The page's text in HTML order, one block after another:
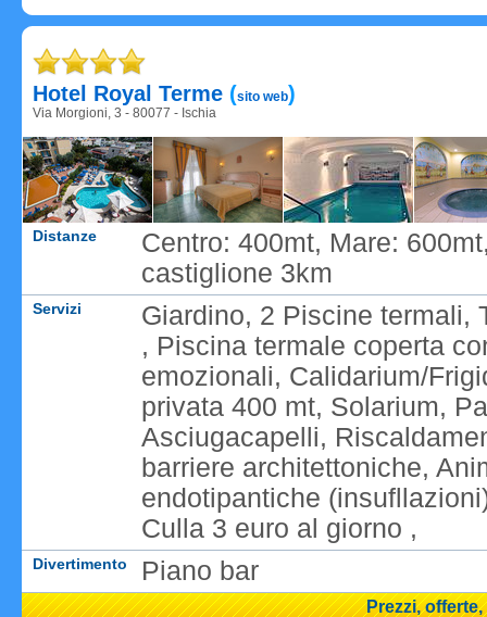
Hotel Royal Terme (sito web)
Via Morgioni, 3 - 80077 - Ischia
Distanze
Centro: 400mt, Mare:
castiglione 3km
Servizi
Giardino, 2 Piscine termali,
, Piscina termale coperta
emozionali, Calidarium/
privata 400 mt, Solarium,
Asciugacapelli,
barriere architettoniche,
endotipantiche
Culla 3 euro al giorno ,
Divertimento Piano bar
Prezzi,